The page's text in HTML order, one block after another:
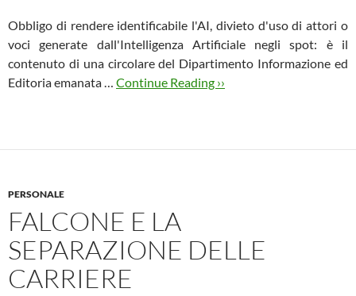
Obbligo di rendere identificabile l'AI, divieto d'uso di attori o
voci generate dall'Intelligenza Artificiale negli spot: è il
contenuto di una circolare del Dipartimento Informazione ed
Editoria emanata … Continue Reading ››
PERSONALE
FALCONE E LA
SEPARAZIONE DELLE
CARRIERE